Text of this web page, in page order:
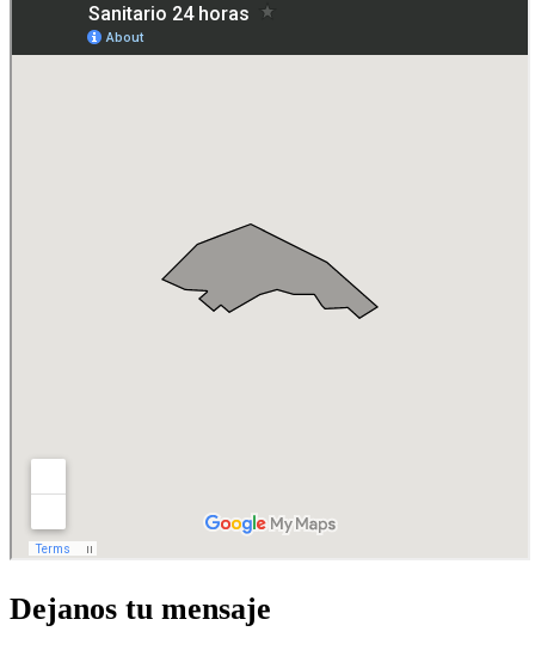
Dejanos tu mensaje